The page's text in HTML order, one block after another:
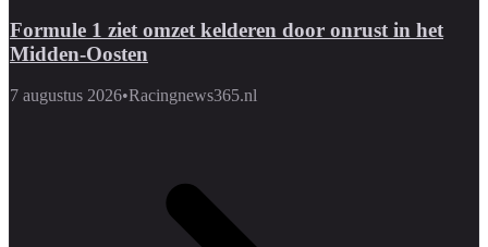
Formule 1 ziet omzet kelderen door onrust in het
Midden-Oosten
7 augustus 2026•Racingnews365.nl